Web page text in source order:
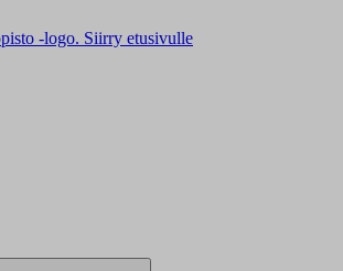
Siirry etusivulle